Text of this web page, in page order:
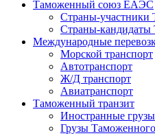
Таможенный союз ЕАЭС
Страны-участники
Страны-кандидаты
Международные
Морской транспорт
Автотранспорт
Ж/Д транспорт
Авиатранспорт
Таможенный транзит
Иностранные грузы
Грузы